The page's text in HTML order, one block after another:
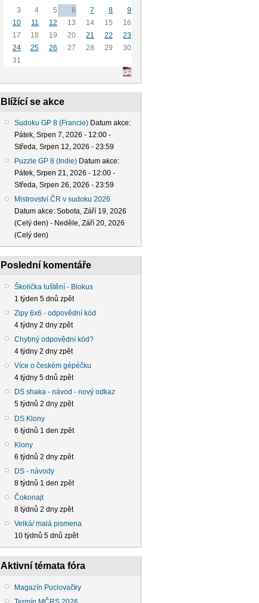
3
4 5 6 7 8
9
10
11 12 13 14 15
16
17
18 19 20 21 22
23
24
25 26 27 28 29
30
31
Blížící se akce
Sudoku GP 8 (Francie) Datum akce:
Pátek, Srpen 7, 2026 - 12:00 -
Středa, Srpen 12, 2026 - 23:59
Puzzle GP 8 (Indie) Datum akce:
Pátek, Srpen 21, 2026 - 12:00 -
Středa, Srpen 26, 2026 - 23:59
Mistrovství ČR v sudoku 2026
Datum akce: Sobota, Září 19, 2026
(Celý den) - Neděle, Září 20, 2026
(Celý den)
Poslední komentáře
Školička luštění - Blokus
1 týden 5 dnů zpět
Zipy 6x6 - odpovědní kód
4 týdny 2 dny zpět
Chybný odpovědní kód?
4 týdny 2 dny zpět
Více o českém gépéčku
4 týdny 5 dnů zpět
DS shaka - návod - nový odkaz
5 týdnů 2 dny zpět
DS Klony
6 týdnů 1 den zpět
Klony
6 týdnů 2 dny zpět
DS - návody
8 týdnů 1 den zpět
Čokonajt
8 týdnů 2 dny zpět
Velká/ malá pismena
10 týdnů 5 dnů zpět
Aktivní témata fóra
Magazín Puclovačky